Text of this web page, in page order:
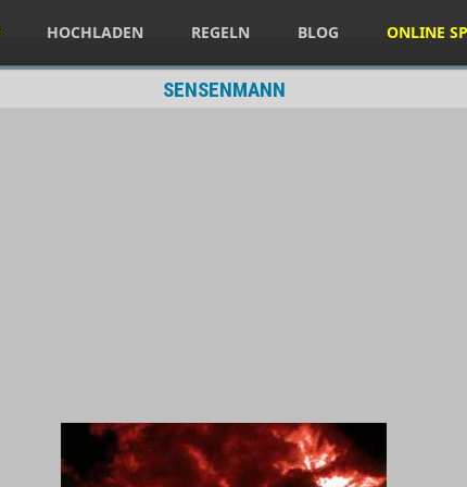
HOCHLADEN REGELN BLOG ONLINE
SENSENMANN